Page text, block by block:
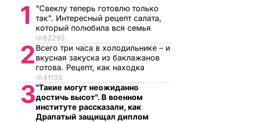
1
"Свеклу теперь готовлю только
так". Интересный рецепт салата,
который полюбила вся семья
62295
2 Всего три часа в холодильнике – и
вкусная закуска из баклажанов
готова. Рецепт, как находка
41133
3"Такие могут неожиданно
достичь высот". В военном
институте рассказали, как
Драпатый защищал диплом